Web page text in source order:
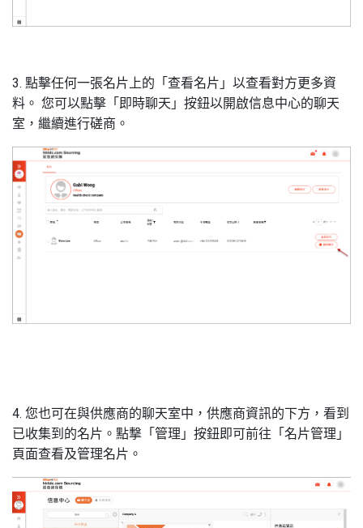
3. 點擊任何一張名片上的「查看名片」以查看對方更多資
料。 您可以點擊「即時聊天」按鈕以開啟信息中心的聊天
室，繼續進行磋商。
4. 您也可在與供應商的聊天室中，供應商資訊的下方，看到
已收集到的名片。點撃「管理」按鈕即可前往「名片管理」
頁面查看及管理名片。